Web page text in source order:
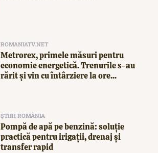
ROMANIATV.NET
Metrorex, primele măsuri pentru
economie energetică. Trenurile s-au
rărit și vin cu întârziere la ore...
ȘTIRI ROMÂNIA
Pompă de apă pe benzină: soluție
practică pentru irigații, drenaj și
transfer rapid